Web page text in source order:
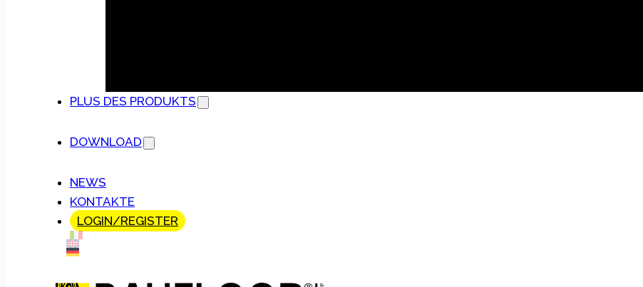
PLUS DES PRODUKTS
DOWNLOAD
NEWS
KONTAKTE
LOGIN/REGISTER